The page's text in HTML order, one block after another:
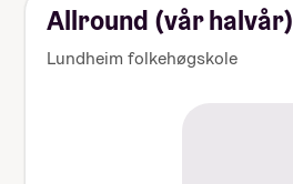
Allround (vår halvår)
Lundheim folkehøgskole